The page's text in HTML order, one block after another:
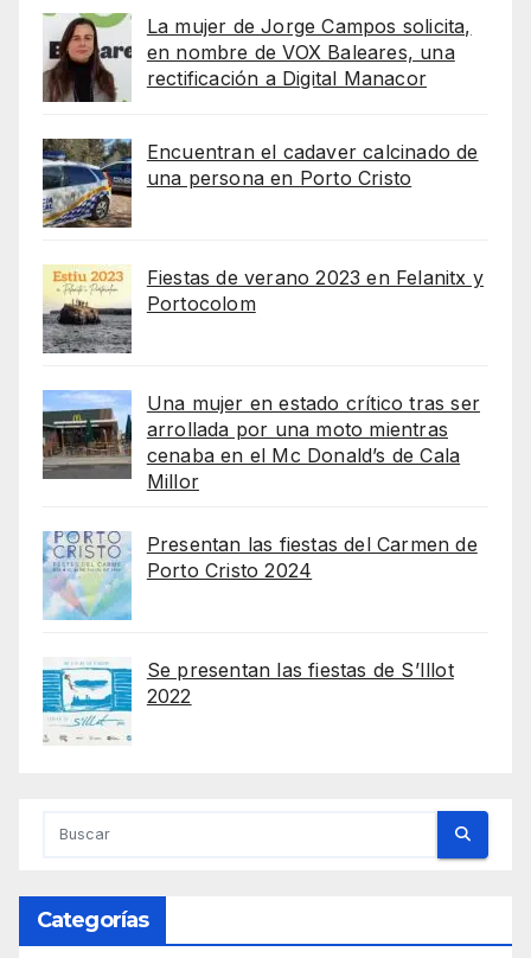
La mujer de Jorge Campos solicita,
en nombre de VOX Baleares, una
rectificación a Digital Manacor
Encuentran el cadaver calcinado de
una persona en Porto Cristo
Fiestas de verano 2023 en Felanitx y
Portocolom
Una mujer en estado crítico tras ser
arrollada por una moto mientras
cenaba en el Mc Donald’s de Cala
Millor
Presentan las fiestas del Carmen de
Porto Cristo 2024
Se presentan las fiestas de S’Illot
2022
Categorías